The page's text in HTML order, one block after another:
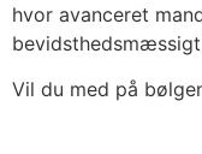
hvor avanceret
Vil du med på